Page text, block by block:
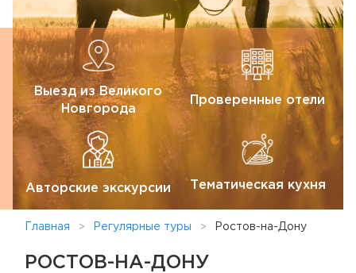
Выезд из Великого
Новгорода
Проверенные отели
Авторские экскурсии Тематическая кухня
Главная Регулярные туры Ростов-на-Дону
РОСТОВ-НА-ДОНУ